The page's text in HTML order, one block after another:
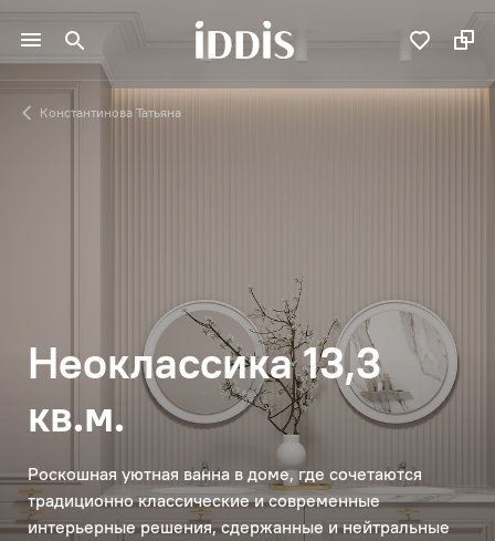
Константинова Татьяна
Неоклассика 13,3
кв.м.
Роскошная уютная ванна в доме, где сочетаются
традиционно классические и современные
интерьерные решения, сдержанные и нейтральные